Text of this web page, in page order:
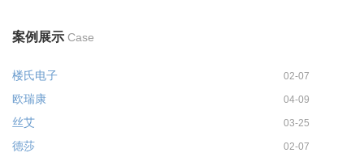
案例展示 Case
楼氏电子 02-07
欧瑞康 04-09
丝艾 03-25
德莎 02-07